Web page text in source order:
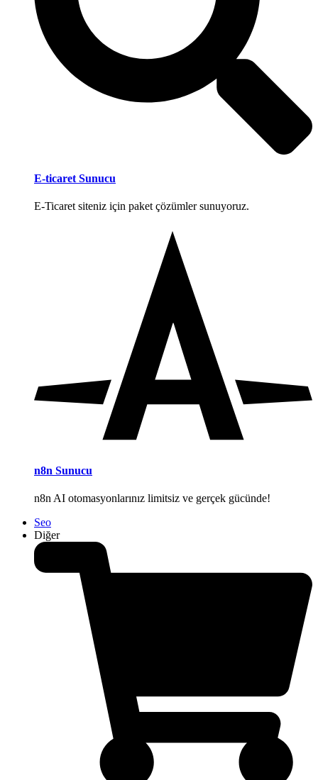
E-ticaret Sunucu
E-Ticaret siteniz için paket çözümler sunuyoruz.
n8n Sunucu
n8n AI otomasyonlarınız limitsiz ve gerçek gücünde!
Seo
Diğer